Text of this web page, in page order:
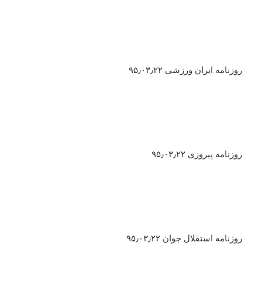
روزنامه ایران ورزشی ۹۵٫۰۳٫۲۲
روزنامه پیروزی ۹۵٫۰۳٫۲۲
روزنامه استقلال جوان ۹۵٫۰۳٫۲۲